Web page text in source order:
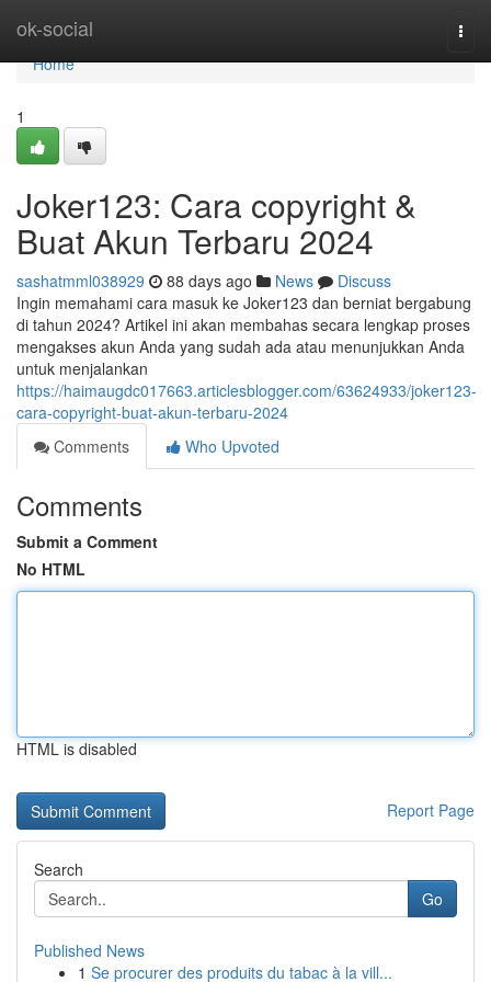
ok-social
Home
Home
1
Joker123: Cara copyright &
Buat Akun Terbaru 2024
sashatmml038929 88 days ago News
Discuss
Ingin memahami cara masuk ke Joker123 dan berniat bergabung
di tahun 2024? Artikel ini akan membahas secara lengkap proses
mengakses akun Anda yang sudah ada atau menunjukkan Anda
untuk menjalankan
https://haimaugdc017663.articlesblogger.com/63624933/joker123-
cara-copyright-buat-akun-terbaru-2024
Comments
Who Upvoted
Comments
Submit a Comment
No HTML
HTML is disabled
Report Page
Search
Go
Published News
1 Se procurer des produits du tabac à la vill...